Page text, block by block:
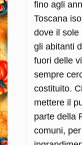
fino agli
Toscana
dove il sole
gli abitanti
fuori delle
sempre
costituito.
mettere il
parte della
comuni,